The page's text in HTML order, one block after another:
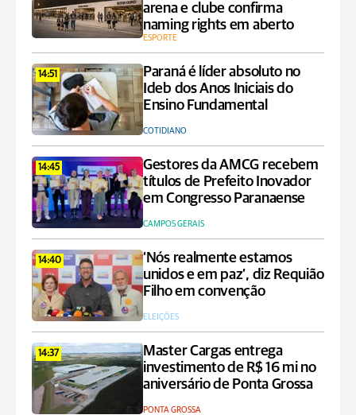
arena e clube confirma
naming rights em aberto
ESPORTE
14:51
Paraná é líder absoluto no
Ideb dos Anos Iniciais do
Ensino Fundamental
COTIDIANO
14:45
Gestores da AMCG recebem
títulos de Prefeito Inovador
em Congresso Paranaense
CAMPOS GERAIS
14:40
‘Nós realmente estamos
unidos e em paz’, diz Requião
Filho em convenção
ELEIÇÕES
14:37
Master Cargas entrega
investimento de R$ 16 mi no
aniversário de Ponta Grossa
PONTA GROSSA